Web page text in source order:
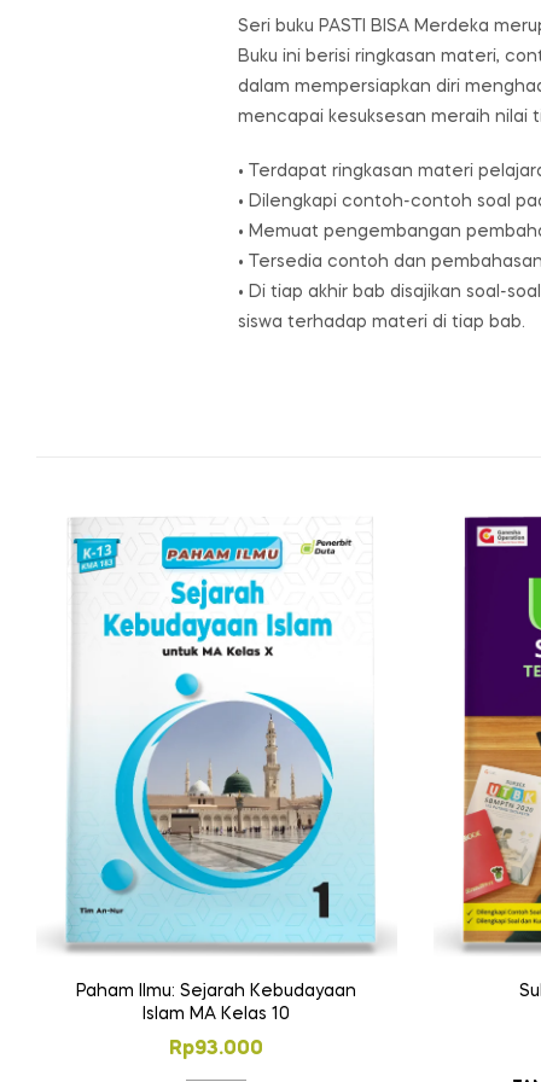
Seri buku PASTI BISA Merdeka
Buku ini berisi ringkasan materi,
dalam mempersiapkan diri
mencapai kesuksesan meraih nilai
• Terdapat ringkasan materi
• Dilengkapi contoh-contoh soal
• Memuat pengembangan
• Tersedia contoh dan
• Di tiap akhir bab disajikan soal-
siswa terhadap materi di tiap bab.
Paham Ilmu: Sejarah Kebudayaan
Islam MA Kelas 10
Rp93.000